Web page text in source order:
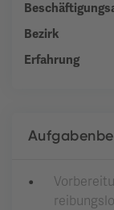
Bezirk
Erfahrung